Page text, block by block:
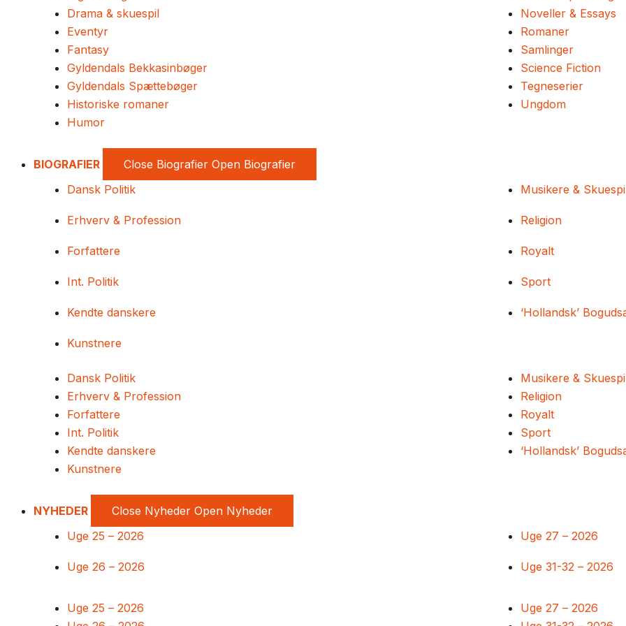
Drama & skuespil
Eventyr
Fantasy
Gyldendals Bekkasinbøger
Gyldendals Spættebøger
Historiske romaner
Humor
Noveller & Essays
Romaner
Samlinger
Science Fiction
Tegneserier
Ungdom
BIOGRAFIER Close Biografier Open Biografier
Dansk Politik
Erhverv & Profession
Forfattere
Int. Politik
Kendte danskere
Kunstnere
Musikere &
Religion
Royalt
Sport
‘Hollandsk’
Dansk Politik
Erhverv & Profession
Forfattere
Int. Politik
Kendte danskere
Kunstnere
Musikere &
Religion
Royalt
Sport
‘Hollandsk’
NYHEDER Close Nyheder Open Nyheder
Uge 25 – 2026
Uge 26 – 2026
Uge 27 – 2026
Uge 31-32 – 2026
Uge 25 – 2026
Uge 27 – 2026